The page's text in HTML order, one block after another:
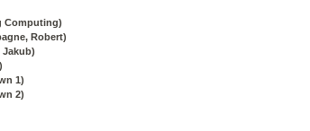
Computing)
Robert)
Jakub)
1)
2)